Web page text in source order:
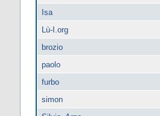
Isa
Lù-I.org
brozio
paolo
furbo
simon